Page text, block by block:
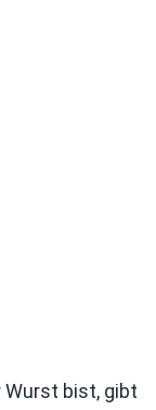
Wurst bist, gibt